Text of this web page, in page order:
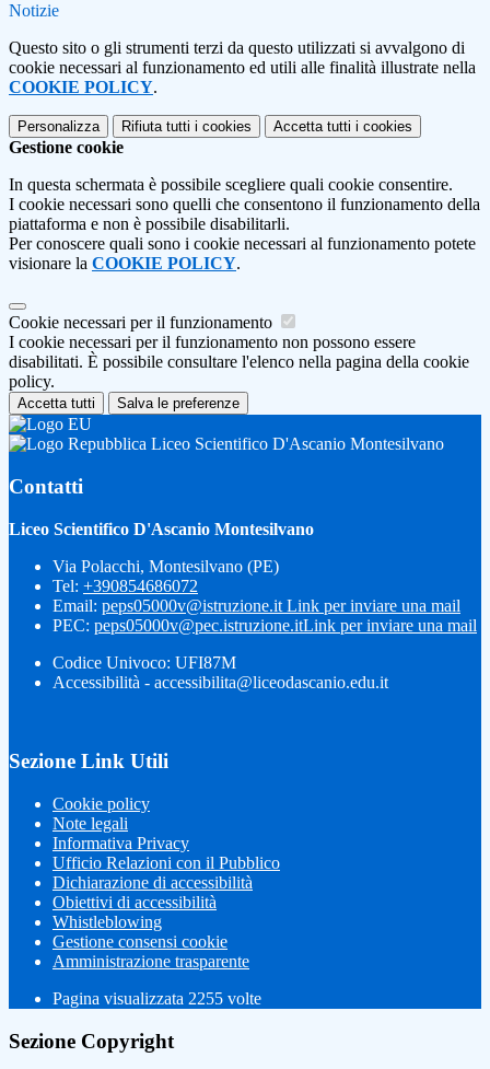
Notizie
Questo sito o gli strumenti terzi da questo utilizzati si avvalgono di
cookie necessari al funzionamento ed utili alle finalità illustrate nella
COOKIE POLICY.
Personalizza Rifiuta tutti i cookies Accetta tutti i cookies
Gestione cookie
In questa schermata è possibile scegliere quali cookie consentire.
I cookie necessari sono quelli che consentono il funzionamento della
piattaforma e non è possibile disabilitarli.
Per conoscere quali sono i cookie necessari al funzionamento potete
visionare la COOKIE POLICY.
Cookie necessari per il funzionamento
I cookie necessari per il funzionamento non possono essere
disabilitati. È possibile consultare l'elenco nella pagina della cookie
policy.
Accetta tutti Salva le preferenze
Liceo Scientifico D'Ascanio Montesilvano
Contatti
Liceo Scientifico D'Ascanio Montesilvano
Via Polacchi, Montesilvano (PE)
Tel: +390854686072
Email: peps05000v@istruzione.it Link per inviare una mail
PEC: peps05000v@pec.istruzione.itLink per inviare una mail
Codice Univoco: UFI87M
Accessibilità - accessibilita@liceodascanio.edu.it
Sezione Link Utili
Cookie policy
Note legali
Informativa Privacy
Ufficio Relazioni con il Pubblico
Dichiarazione di accessibilità
Obiettivi di accessibilità
Whistleblowing
Gestione consensi cookie
Amministrazione trasparente
Pagina visualizzata 2255 volte
Sezione Copyright